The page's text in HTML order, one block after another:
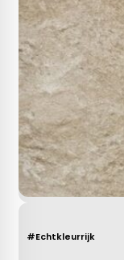
#Echtkleurrijk